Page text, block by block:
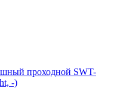
проходной SWT-
-)